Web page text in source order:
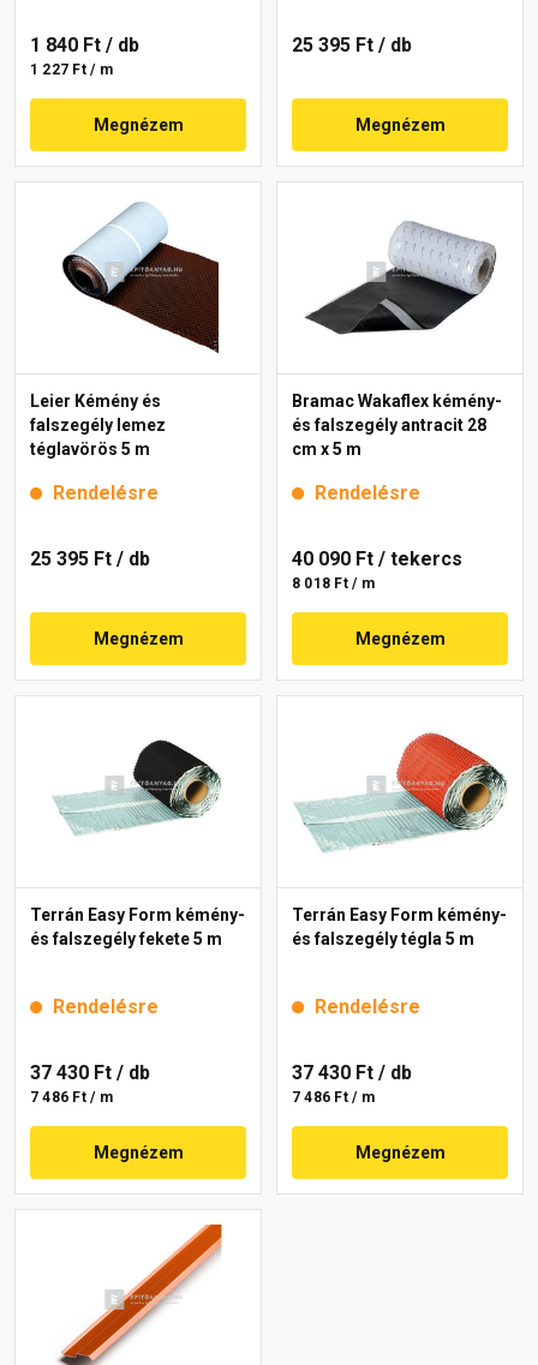
1 840 Ft / db
1 227 Ft / m
Megnézem
25 395 Ft / db
Megnézem
Leier Kémény és
falszegély lemez
téglavörös 5 m
Rendelésre
25 395 Ft / db
Megnézem
Bramac Wakaflex kémény-
és falszegély antracit 28
cm x 5 m
Rendelésre
40 090 Ft / tekercs
8 018 Ft / m
Megnézem
Terrán Easy Form kémény-
és falszegély fekete 5 m
Rendelésre
37 430 Ft / db
7 486 Ft / m
Megnézem
Terrán Easy Form kémény-
és falszegély tégla 5 m
Rendelésre
37 430 Ft / db
7 486 Ft / m
Megnézem